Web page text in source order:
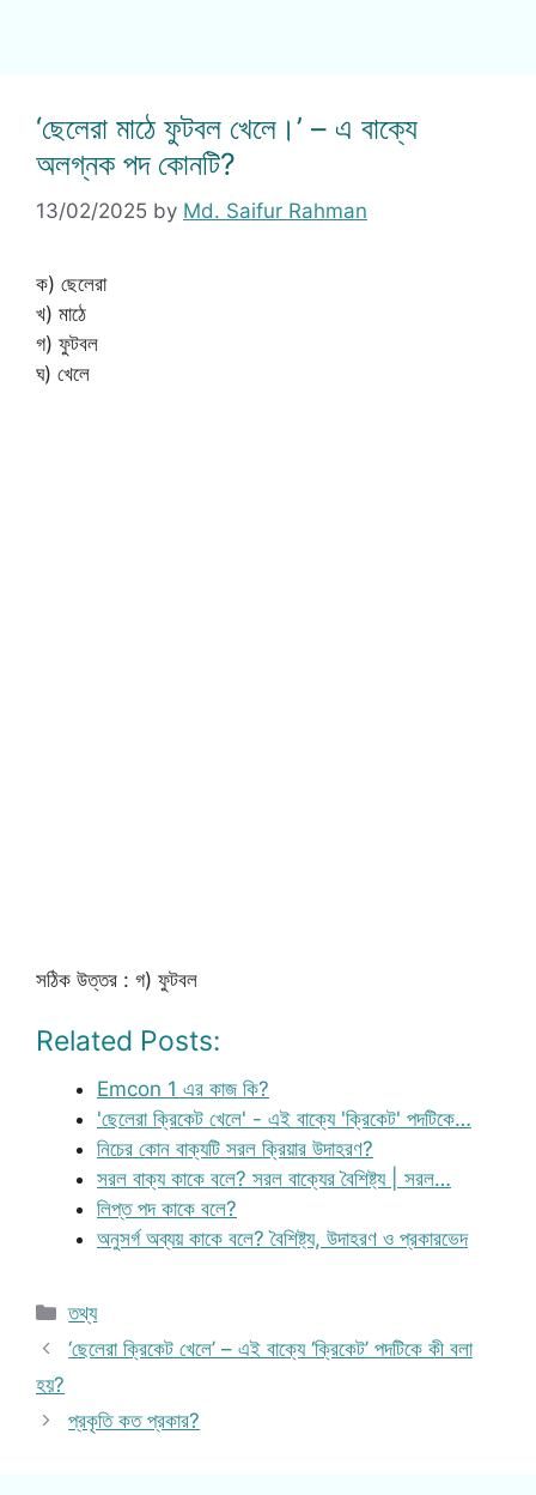
‘ছেলেরা মাঠে ফুটবল খেলে।’ – এ বাক্যে
অলগ্নক পদ কোনটি?
13/02/2025 by Md. Saifur Rahman
ক) ছেলেরা
খ) মাঠে
গ) ফুটবল
ঘ) খেলে
সঠিক উত্তর : গ) ফুটবল
Related Posts:
Emcon 1 এর কাজ কি?
'ছেলেরা ক্রিকেট খেলে' - এই বাক্যে 'ক্রিকেট' পদটিকে…
নিচের কোন বাক্যটি সরল ক্রিয়ার উদাহরণ?
সরল বাক্য কাকে বলে? সরল বাক্যের বৈশিষ্ট্য | সরল…
লিপ্ত পদ কাকে বলে?
অনুসর্গ অব্যয় কাকে বলে? বৈশিষ্ট্য, উদাহরণ ও প্রকারভেদ
Categories
তথ্য
‘ছেলেরা ক্রিকেট খেলে’ – এই বাক্যে ‘ক্রিকেট’ পদটিকে কী বলা
হয়?
প্রকৃতি কত প্রকার?